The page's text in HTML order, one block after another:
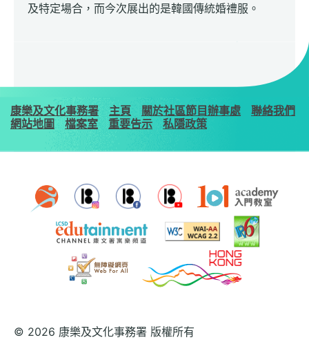
及特定場合，而今次展出的是韓國傳統婚禮服。
康樂及文化事務署 主頁 關於社區節目辦事處
聯絡我們
網站地圖
檔案室 重要告示 私隱政策
© 2026 康樂及文化事務署 版權所有